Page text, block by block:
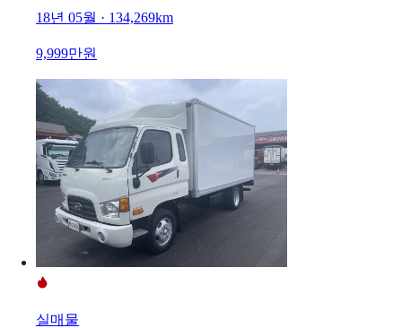
18년 05월 · 134,269km
9,999만원
실매물